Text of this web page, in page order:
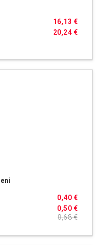
20,24 €
16,13 €
0,50 €
0,40 €
0,68 €